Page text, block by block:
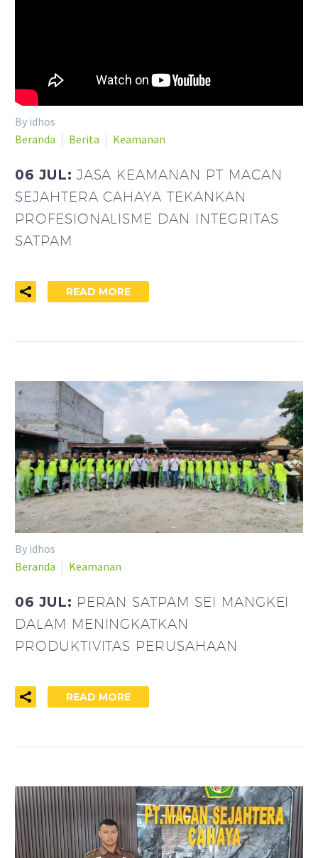
By idhos
Beranda
Berita Keamanan
06 JUL: JASA KEAMANAN PT MACAN
SEJAHTERA CAHAYA TEKANKAN
PROFESIONALISME DAN INTEGRITAS
SATPAM
READ MORE
By idhos
Beranda
Keamanan
06 JUL: PERAN SATPAM SEI MANGKEI
DALAM MENINGKATKAN
PRODUKTIVITAS PERUSAHAAN
READ MORE